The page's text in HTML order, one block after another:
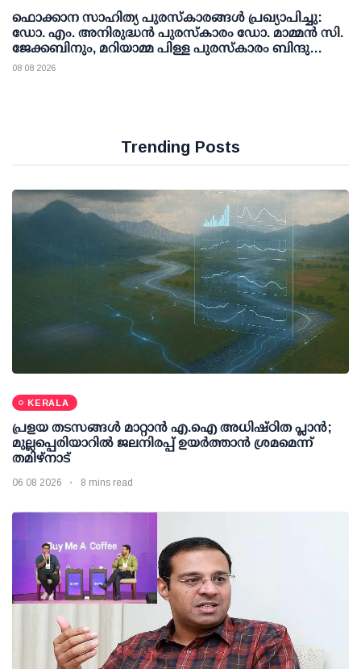
ഫൊക്കാന സാഹിത്യ പുരസ്‌കാരങ്ങള്‍ പ്രഖ്യാപിച്ചു:
ഡോ. എം. അനിരുദ്ധന്‍ പുരസ്‌കാരം ഡോ. മാമ്മന്‍ സി.
ജേക്കബിനും, മറിയാമ്മ പിള്ള പുരസ്‌കാരം ബിന്ദു
കാനയ്ക്കും
08 08 2026
Trending Posts
KERALA
പ്രളയ തടസങ്ങള്‍ മാറ്റാന്‍ എ.ഐ അധിഷ്ഠിത പ്ലാന്‍;
മുല്ലപ്പെരിയാറില്‍ ജലനിരപ്പ് ഉയര്‍ത്താന്‍ ശ്രമമെന്ന്
തമിഴ്നാട്
06 08 2026 8 mins read